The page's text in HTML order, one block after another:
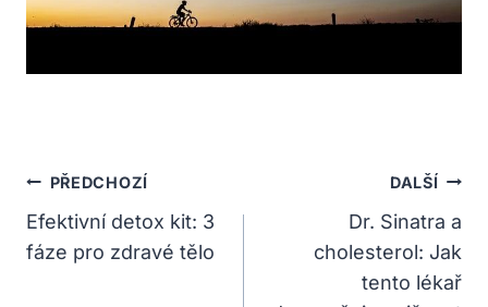
Navigace
Pro
Příspěvek
PŘEDCHOZÍ
Efektivní detox kit: 3
fáze pro zdravé tělo
DALŠÍ
Dr. Sinatra a
cholesterol: Jak
tento lékař